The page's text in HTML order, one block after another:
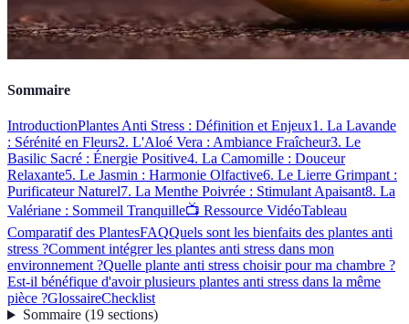
Sommaire
IntroductionPlantes Anti Stress : Définition et Enjeux1. La Lavande
: Sérénité en Fleurs2. L'Aloé Vera : Ambiance Fraîcheur3. Le
Basilic Sacré : Énergie Positive4. La Camomille : Douceur
Relaxante5. Le Jasmin : Harmonie Olfactive6. Le Lierre Grimpant :
Purificateur Naturel7. La Menthe Poivrée : Stimulant Apaisant8. La
Valériane : Sommeil Tranquille📺 Ressource VidéoTableau
Comparatif des PlantesFAQQuels sont les bienfaits des plantes anti
stress ?Comment intégrer les plantes anti stress dans mon
environnement ?Quelle plante anti stress choisir pour ma chambre ?
Est-il bénéfique d'avoir plusieurs plantes anti stress dans la même
pièce ?GlossaireChecklist
Sommaire(19 sections)